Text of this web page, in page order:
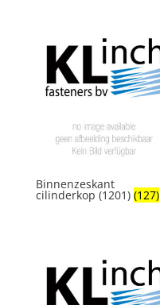
Binnenzeskant
cilinderkop (1201) (127)